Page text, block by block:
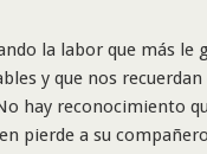
la labor que más le
y que nos
hay reconocimiento
pierde a su